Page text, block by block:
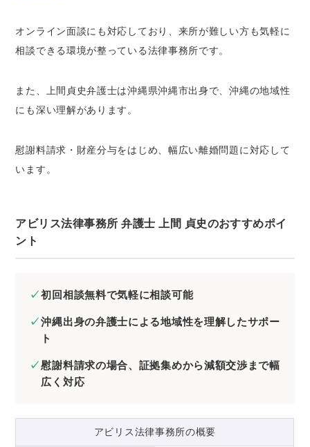
オンライン面談にも対応しており、来所が難しい方も気軽に
相談できる環境が整っている法律事務所です。
また、上間貞史弁護士は沖縄県沖縄市出身で、沖縄の地域性
にも深い理解があります。
慰謝料請求・財産分与をはじめ、幅広い離婚問題に対応して
います。
アビリス法律事務所 弁護士 上間 貞史のおすすめポイ
ント
初回相談無料で気軽に相談可能
沖縄出身の弁護士による地域性を理解したサポー
ト
慰謝料請求の場合、証拠集めから減額交渉まで幅
広く対応
アビリス法律事務所の概要